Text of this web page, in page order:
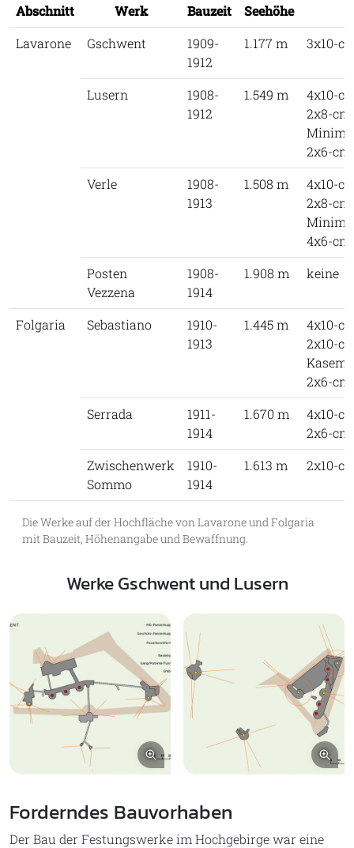
Abschnitt Werk Bauzeit Seehöhe
Lavarone
Gschwent
1909-
1912
1.177 m 3x10-
Lusern
1908-
1912
1.549 m
4x10-
2x8-
2x6-
Verle
1908-
1913
1.508 m
4x10-
2x8-
4x6-
Posten
Vezzena
1908-
1914
1.908 m keine
Folgaria Sebastiano
1910-
1913
1.445 m
4x10-
2x10-
2x6-
Serrada
1911-
1914
1.670 m
4x10-
2x6-
Zwischenwerk
Sommo
1910-
1914
1.613 m 2x10-
Die Werke auf der Hochfläche von Lavarone und Folgaria
mit Bauzeit, Höhenangabe und Bewaffnung.
Werke Gschwent und Lusern
Bild vergrößern
Forderndes Bauvorhaben
Der Bau der Festungswerke im Hochgebirge war eine